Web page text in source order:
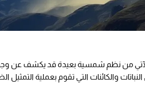
من نظم شمسية بعيدة قد يكشف عن
والكائنات التي تقوم بعملية